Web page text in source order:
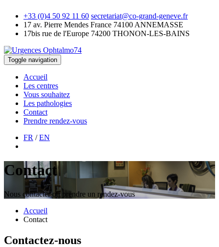
+33 (0)4 50 92 11 60 secretariat@co-grand-geneve.fr
17 av. Pierre Mendes France 74100 ANNEMASSE
17bis rue de l'Europe 74200 THONON-LES-BAINS
Toggle navigation
Accueil
Les centres
Vous souhaitez
Les pathologies
Contact
Prendre rendez-vous
FR /EN
Contact
Nous contacter ou prendre un rendez-vous
Accueil
Contact
Contactez-nous